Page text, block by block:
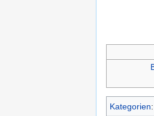
Kategorien: